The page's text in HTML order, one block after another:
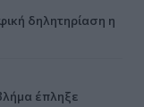
δηλητηρίαση η
έπληξε